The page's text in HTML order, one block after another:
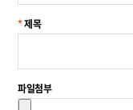
지체없이 파기합니다. 파기
서류함) 내부 방침 및 기타
이용기간 참조) 일정 기간
개인정보는 법률에 의한
제목
파일첨부